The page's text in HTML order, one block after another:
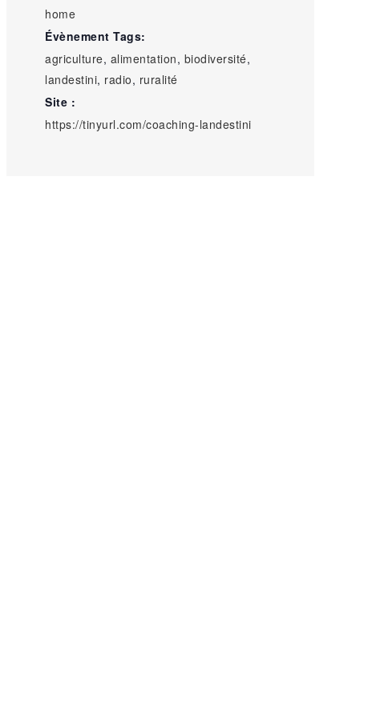
home
Évènement Tags:
agriculture, alimentation, biodiversité,
landestini, radio, ruralité
Site :
https://tinyurl.com/coaching-landestini